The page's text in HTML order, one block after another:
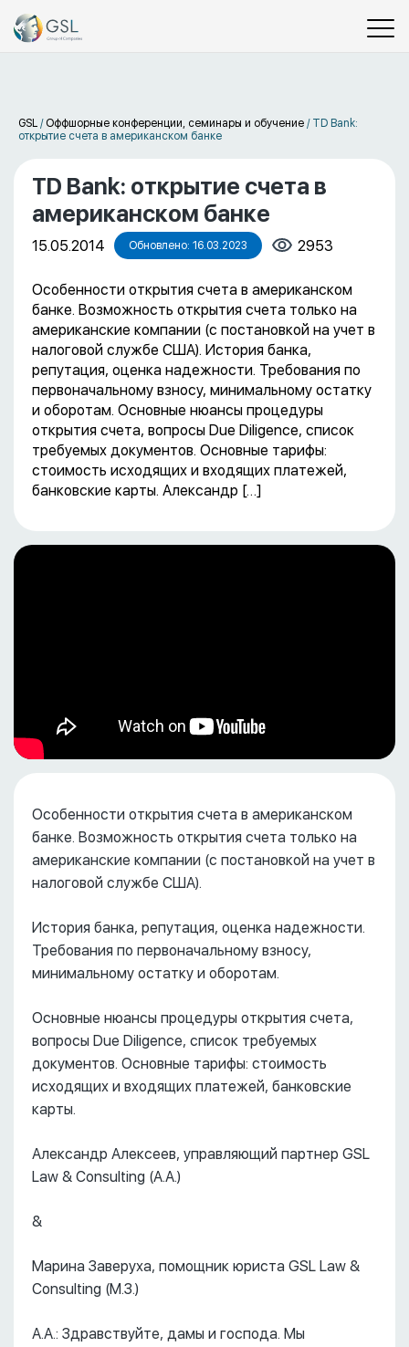
GSL / Оффшорные конференции, семинары и обучение / TD Bank:
открытие счета в американском банке
TD Bank: открытие счета в
американском банке
15.05.2014 Обновлено: 16.03.2023 2953
Особенности открытия счета в американском
банке. Возможность открытия счета только на
американские компании (с постановкой на учет в
налоговой службе США). История банка,
репутация, оценка надежности. Требования по
первоначальному взносу, минимальному остатку
и оборотам. Основные нюансы процедуры
открытия счета, вопросы Due Diligence, список
требуемых документов. Основные тарифы:
стоимость исходящих и входящих платежей,
банковские карты. Александр […]
Особенности открытия счета в американском
банке. Возможность открытия счета только на
американские компании (с постановкой на учет в
налоговой службе США).
История банка, репутация, оценка надежности.
Требования по первоначальному взносу,
минимальному остатку и оборотам.
Основные нюансы процедуры открытия счета,
вопросы Due Diligence, список требуемых
документов. Основные тарифы: стоимость
исходящих и входящих платежей, банковские
карты.
Александр Алексеев, управляющий партнер GSL
Law & Consulting (А.А.)
&
Марина Заверуха, помощник юриста GSL Law &
Consulting (М.З.)
А.А.: Здравствуйте, дамы и господа. Мы